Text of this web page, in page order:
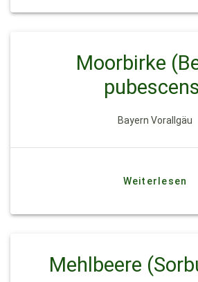
Moorbirke
Bayern Vorallgäu
Weiterlesen
Mehlbeere